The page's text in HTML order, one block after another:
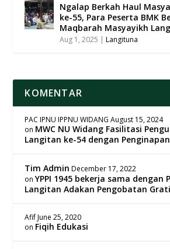
Ngalap Berkah Haul
ke-55, Para Peserta BMK
Maqbarah Masyayikh
Aug 1, 2025 |Langituna
KOMENTAR
PAC IPNU IPPNU WIDANG August 15, 2024
on MWC NU Widang Fasilitasi
Langitan ke-54 dengan Penginapan
Tim Admin December 17, 2022
onYPPI 1945 bekerja sama dengan
Langitan Adakan Pengobatan
Afif June 25, 2020
on Fiqih Edukasi